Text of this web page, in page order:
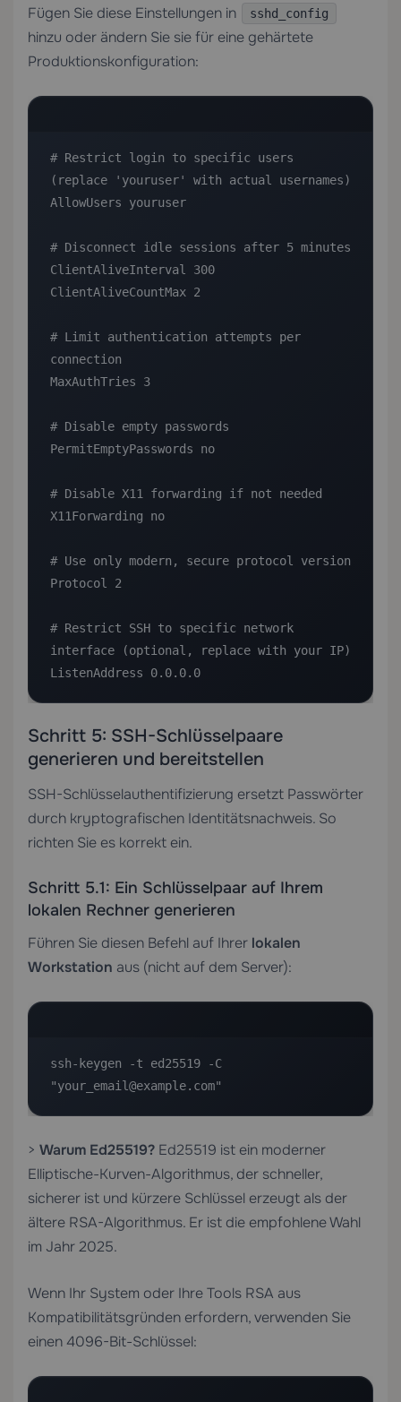
Fügen Sie diese Einstellungen in sshd_config
hinzu oder ändern Sie sie für eine gehärtete
Produktionskonfiguration:
# Restrict login to specific users
(replace 'youruser' with actual usernames)
AllowUsers youruser
# Disconnect idle sessions after 5 minutes
ClientAliveInterval 300
ClientAliveCountMax 2
# Limit authentication attempts per
connection
MaxAuthTries 3
# Disable empty passwords
PermitEmptyPasswords no
# Disable X11 forwarding if not needed
X11Forwarding no
# Use only modern, secure protocol version
Protocol 2
# Restrict SSH to specific network
interface (optional, replace with your IP)
ListenAddress 0.0.0.0
Schritt 5: SSH-Schlüsselpaare
generieren und bereitstellen
SSH-Schlüsselauthentifizierung ersetzt Passwörter
durch kryptografischen Identitätsnachweis. So
richten Sie es korrekt ein.
Schritt 5.1: Ein Schlüsselpaar auf Ihrem
lokalen Rechner generieren
Führen Sie diesen Befehl auf Ihrer lokalen
Workstation aus (nicht auf dem Server):
ssh-keygen -t ed25519 -C
"your_email@example.com"
> Warum Ed25519? Ed25519 ist ein moderner
Elliptische-Kurven-Algorithmus, der schneller,
sicherer ist und kürzere Schlüssel erzeugt als der
ältere RSA-Algorithmus. Er ist die empfohlene Wahl
im Jahr 2025.
Wenn Ihr System oder Ihre Tools RSA aus
Kompatibilitätsgründen erfordern, verwenden Sie
einen 4096-Bit-Schlüssel: